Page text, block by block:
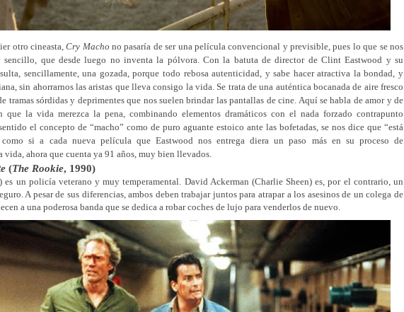
otro cineasta,Cry Macho no pasaría de ser una película convencional y previsible, pues lo que se nos
sencillo, que desde luego no inventa la pólvora. Con la batuta de director de Clint Eastwood y su
sencillamente, una gozada, porque todo rebosa autenticidad, y sabe hacer atractiva la bondad, y
sin ahorrarnos las aristas que lleva consigo la vida. Se trata de una auténtica bocanada de aire fresco
tramas sórdidas y deprimentes que nos suelen brindar las pantallas de cine. Aquí se habla de amor y de
que la vida merezca la pena, combinando elementos dramáticos con el nada forzado contrapunto
el concepto de “macho” como de puro aguante estoico ante las bofetadas, se nos dice que “está
como si a cada nueva película que Eastwood nos entrega diera un paso más en su proceso de
ahora que cuenta ya 91 años, muy bien llevados.
(The Rookie, 1990)
es un policía veterano y muy temperamental. David Ackerman (Charlie Sheen) es, por el contrario, un
A pesar de sus diferencias, ambos deben trabajar juntos para atrapar a los asesinos de un colega de
a una poderosa banda que se dedica a robar coches de lujo para venderlos de nuevo.